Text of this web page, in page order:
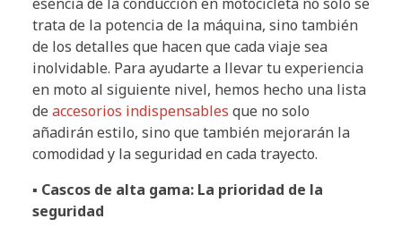
trata de la potencia de la máquina, sino también
de los detalles que hacen que cada viaje sea
inolvidable. Para ayudarte a llevar tu experiencia
en moto al siguiente nivel, hemos hecho una lista
de accesorios indispensables que no solo
añadirán estilo, sino que también mejorarán la
comodidad y la seguridad en cada trayecto.
▪ Cascos de alta gama: La prioridad de la
seguridad